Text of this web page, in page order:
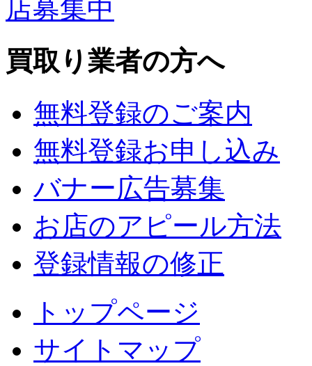
買取り業者の方へ
無料登録のご案内
無料登録お申し込み
バナー広告募集
お店のアピール方法
登録情報の修正
トップページ
サイトマップ